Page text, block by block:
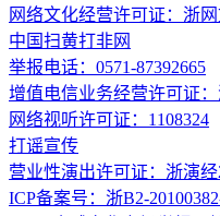
网络文化经营许可证：浙网
中国扫黄打非网
举报电话：0571-87392665
增值电信业务经营许可证：
网络视听许可证：1108324
打谣宣传
营业性演出许可证：浙演经
ICP备案号：浙B2-